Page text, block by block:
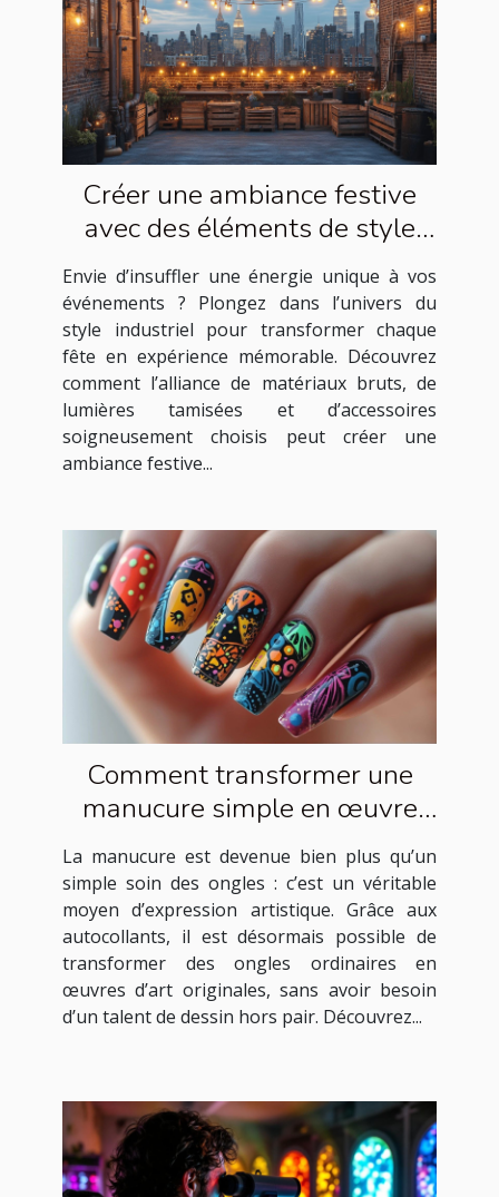
Créer une ambiance festive
avec des éléments de style
industriel
Envie d’insuffler une énergie unique à vos
événements ? Plongez dans l’univers du
style industriel pour transformer chaque
fête en expérience mémorable. Découvrez
comment l’alliance de matériaux bruts, de
lumières tamisées et d’accessoires
soigneusement choisis peut créer une
ambiance festive...
Comment transformer une
manucure simple en œuvre
d'art avec des autocollants ?
La manucure est devenue bien plus qu’un
simple soin des ongles : c’est un véritable
moyen d’expression artistique. Grâce aux
autocollants, il est désormais possible de
transformer des ongles ordinaires en
œuvres d’art originales, sans avoir besoin
d’un talent de dessin hors pair. Découvrez...